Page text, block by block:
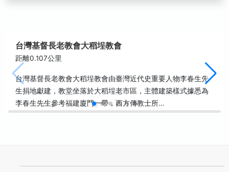
台灣基督長老教會大稻埕教會
距離0.107公里
台灣基督長老教會大稻埕教會由臺灣近代史重要人物李春生先
生捐地獻建，教堂坐落於大稻埕老市區，主體建築樣式據悉為
李春生先生參考福建廈門一帶，西方傳教士所…